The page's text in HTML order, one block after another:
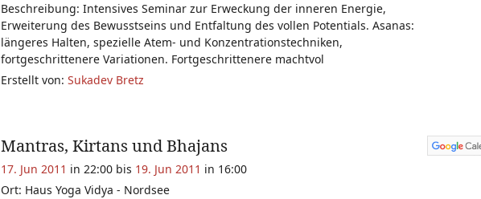
Beschreibung: Intensives Seminar zur Erweckung der inneren Energie,
Erweiterung des Bewusstseins und Entfaltung des vollen Potentials. Asanas:
längeres Halten, spezielle Atem- und Konzentrationstechniken,
fortgeschrittenere Variationen. Fortgeschrittenere machtvol
Erstellt von:Sukadev Bretz
Mantras, Kirtans und Bhajans
17. Jun 2011 in 22:00 bis 19. Jun 2011 in 16:00
Ort: Haus Yoga Vidya - Nordsee